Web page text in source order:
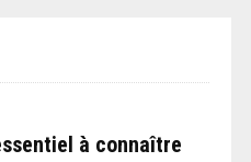
à connaître